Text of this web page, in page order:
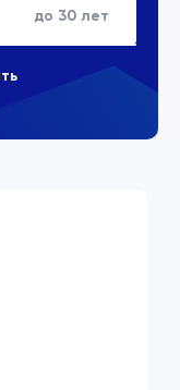
до 30 лет